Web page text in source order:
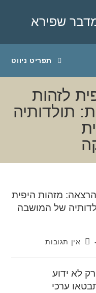
שפירא
תפריט ניווט
לזהות
תולדותיה
אין תגובות
לא ידוע
ערכי